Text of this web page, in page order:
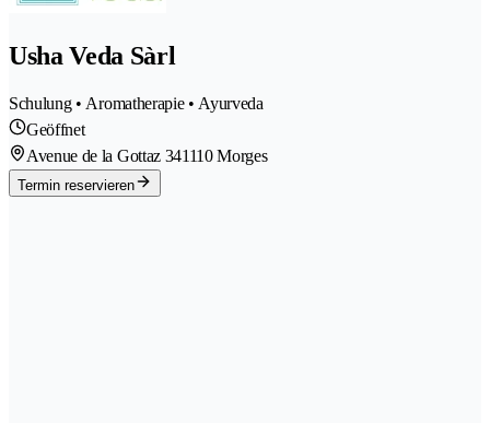
Usha Veda Sàrl
Schulung • Aromatherapie • Ayurveda
Geöffnet
Avenue de la Gottaz 341110 Morges
Termin reservieren